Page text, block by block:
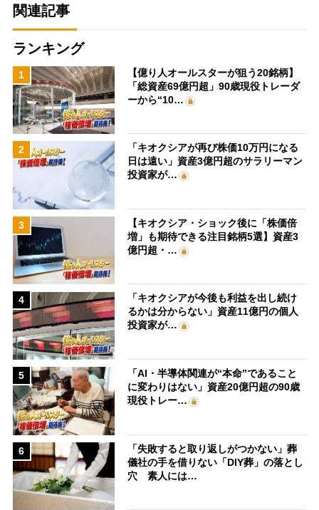
関連記事
ランキング
1
【億り人オールスターが狙う20銘柄】
「総資産69億円超」90歳現役トレーダ
ーから“10…
2
「キオクシアが再び株価10万円になる
日は遠い」資産3億円超のサラリーマン
投資家が…
3
【キオクシア・ショック後に「株価倍
増」も期待できる注目銘柄5選】資産3
億円超・…
4
「キオクシアが今後も利益を出し続け
るかは分からない」資産11億円の個人
投資家が…
5
「AI・半導体関連が“本命”であること
に変わりはない」資産20億円超の90歳
現役トレー…
6
「失敗すると取り返しがつかない」葬
儀社の手を借りない「DIY葬」の落とし
穴 素人には…